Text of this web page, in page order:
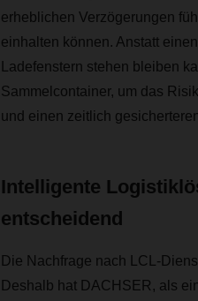
erheblichen Verzögerungen
einhalten können. Anstatt
Ladefenstern stehen bleiben
Sammelcontainer, um das
und einen zeitlich
Intelligente
entscheidend
Die Nachfrage nach LCL-
Deshalb hat DACHSER, als